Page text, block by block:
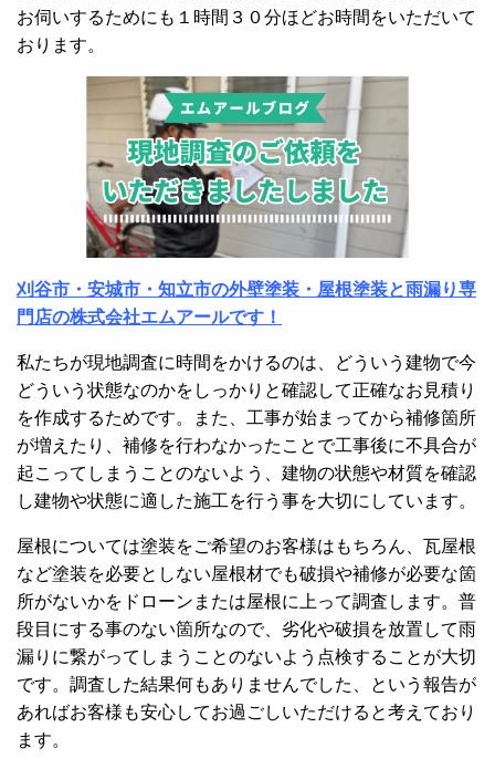
お伺いするためにも１時間３０分ほどお時間をいただいて
おります。
刈谷市・安城市・知立市の外壁塗装・屋根塗装と雨漏り専
門店の株式会社エムアールです！
私たちが現地調査に時間をかけるのは、どういう建物で今
どういう状態なのかをしっかりと確認して正確なお見積り
を作成するためです。また、工事が始まってから補修箇所
が増えたり、補修を行わなかったことで工事後に不具合が
起こってしまうことのないよう、建物の状態や材質を確認
し建物や状態に適した施工を行う事を大切にしています。
屋根については塗装をご希望のお客様はもちろん、瓦屋根
など塗装を必要としない屋根材でも破損や補修が必要な箇
所がないかをドローンまたは屋根に上って調査します。普
段目にする事のない箇所なので、劣化や破損を放置して雨
漏りに繋がってしまうことのないよう点検することが大切
です。調査した結果何もありませんでした、という報告が
あればお客様も安心してお過ごしいただけると考えており
ます。